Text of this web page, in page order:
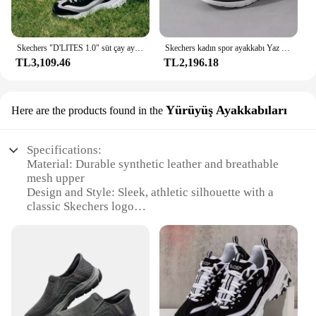
Skechers "D'LITES 1.0" süt çay ayı siyah şeker süt baba ayakkabı, klasik tıknaz Sneakers
TL3,109.46
Skechers kadın spor ayakkabı Yaz nefes alabilen örgü rahat koşu ayakkabıları Koşu ayakkabıları
TL2,196.18
Here are the products found in the Yürüyüş Ayakkabıları
Specifications:
Material: Durable synthetic leather and breathable
mesh upper
Design and Style: Sleek, athletic silhouette with a
classic Skechers logo
requiring safety and comfort
Typical Adaptive Scenario: Suitable for both indoor
and outdoor work conditions
Performance and Property: Anti-fatigue technology
with shock-absorbing midsoles
Parts and Accessories: Comes with a padded collar